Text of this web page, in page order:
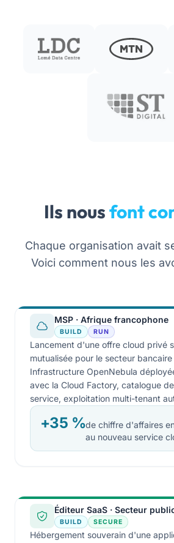
Ils nousfont
Chaque organisation avait
Voici comment nous les
MSP · Afrique francophone
BUILD RUN
Lancement d'une offre cloud privé
mutualisée pour le secteur
Infrastructure OpenNebula
avec la Cloud Factory, catalogue
service, exploitation multi-tenant
+35 %de chiffre d'affaires
au nouveau service
Éditeur SaaS · Secteur
BUILD SECURE
Hébergement souverain d'une